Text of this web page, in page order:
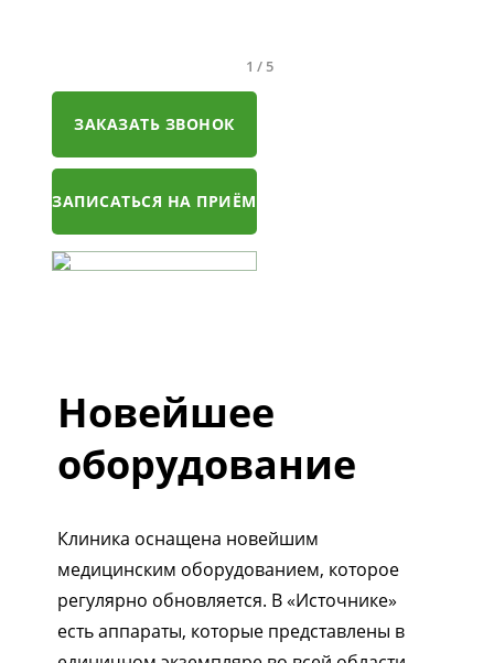
1 / 5
ЗАКАЗАТЬ ЗВОНОК
ЗАПИСАТЬСЯ НА ПРИЁМ
Новейшее
оборудование
Клиника оснащена новейшим
медицинским оборудованием, которое
регулярно обновляется. В «Источнике»
есть аппараты, которые представлены в